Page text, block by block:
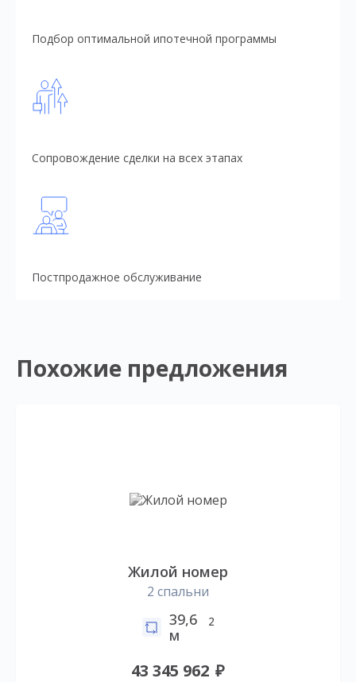
Подбор оптимальной ипотечной программы
Сопровождение сделки на всех этапах
Постпродажное обслуживание
Похожие предложения
Жилой номер
2 спальни
39,6
м
2
43 345 962